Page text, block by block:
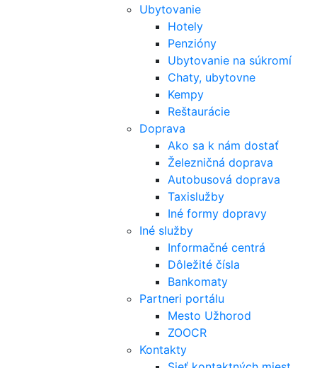
Ubytovanie
Hotely
Penzióny
Ubytovanie na súkromí
Chaty, ubytovne
Kempy
Reštaurácie
Doprava
Ako sa k nám dostať
Železničná doprava
Autobusová doprava
Taxislužby
Iné formy dopravy
Iné služby
Informačné centrá
Dôležité čísla
Bankomaty
Partneri portálu
Mesto Užhorod
ZOOCR
Kontakty